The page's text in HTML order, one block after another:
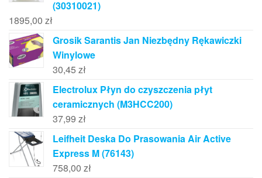
(30310021)
1895,00 zł
Grosik Sarantis Jan Niezbędny Rękawiczki
Winylowe
30,45 zł
Electrolux Płyn do czyszczenia płyt
ceramicznych (M3HCC200)
37,99 zł
Leifheit Deska Do Prasowania Air Active
Express M (76143)
758,00 zł